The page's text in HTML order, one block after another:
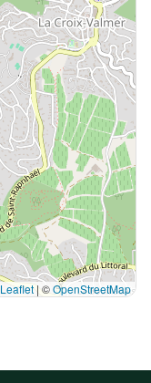
Leaflet| ©OpenStreetMap